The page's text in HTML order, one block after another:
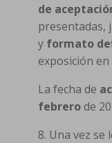
de
presentadas,
y formato
exposición
La fecha de
febrerode
8. Una vez